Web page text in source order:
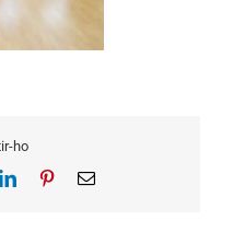
ho
LinkedInPinterestEmail